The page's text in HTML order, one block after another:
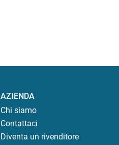
AZIENDA
Chi siamo
Contattaci
Diventa un rivenditore